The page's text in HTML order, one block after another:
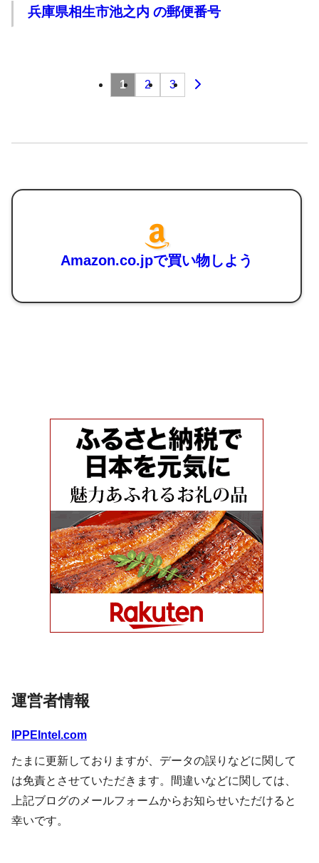
兵庫県相生市池之内 の郵便番号
送
1 2 3
Amazon.co.jpで買い物しよう
運営者情報
IPPEIntel.com
たまに更新しておりますが、データの誤りなどに関して
は免責とさせていただきます。間違いなどに関しては、
上記ブログのメールフォームからお知らせいただけると
幸いです。